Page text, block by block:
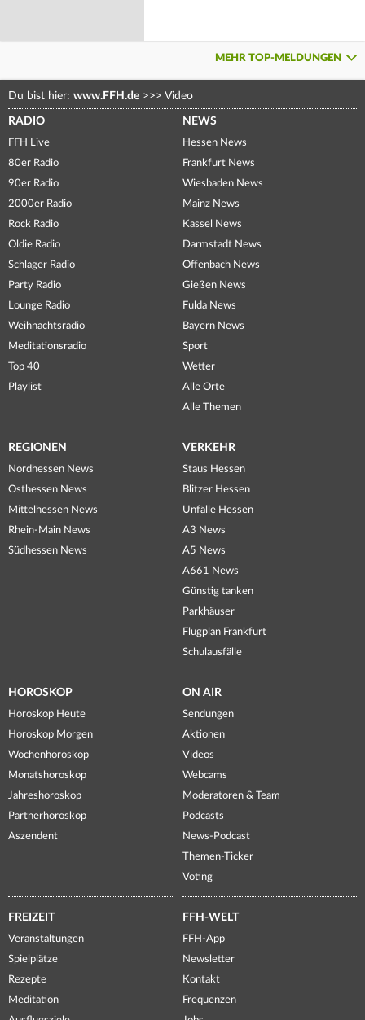
MEHR TOP-MELDUNGEN
Du bist hier: www.FFH.de >>> Video
RADIO
FFH Live
80er Radio
90er Radio
2000er Radio
Rock Radio
Oldie Radio
Schlager Radio
Party Radio
Lounge Radio
Weihnachtsradio
Meditationsradio
Top 40
Playlist
NEWS
Hessen News
Frankfurt News
Wiesbaden News
Mainz News
Kassel News
Darmstadt News
Offenbach News
Gießen News
Fulda News
Bayern News
Sport
Wetter
Alle Orte
Alle Themen
REGIONEN
Nordhessen News
Osthessen News
Mittelhessen News
Rhein-Main News
Südhessen News
VERKEHR
Staus Hessen
Blitzer Hessen
Unfälle Hessen
A3 News
A5 News
A661 News
Günstig tanken
Parkhäuser
Flugplan Frankfurt
Schulausfälle
HOROSKOP
Horoskop Heute
Horoskop Morgen
Wochenhoroskop
Monatshoroskop
Jahreshoroskop
Partnerhoroskop
Aszendent
ON AIR
Sendungen
Aktionen
Videos
Webcams
Moderatoren & Team
Podcasts
News-Podcast
Themen-Ticker
Voting
FREIZEIT
Veranstaltungen
Spielplätze
Rezepte
Meditation
FFH-WELT
FFH-App
Newsletter
Kontakt
Frequenzen